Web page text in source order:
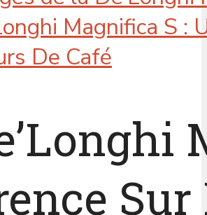
Magnifica S
De Café